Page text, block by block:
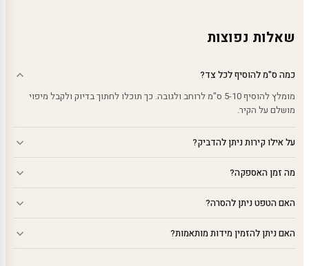
שאלות נפוצות
כמה ס"מ להוסיף לכל צד?
מומלץ להוסיף 5-10 ס"מ לרוחב ולגובה. כך תוכלו לחתוך בדיוק ולקבל מיפוי
מושלם על הקיר.
על אילו קירות ניתן להדביק?
מה זמן האספקה?
האם הטפט ניתן להסרה?
האם ניתן להזמין מידות מותאמות?